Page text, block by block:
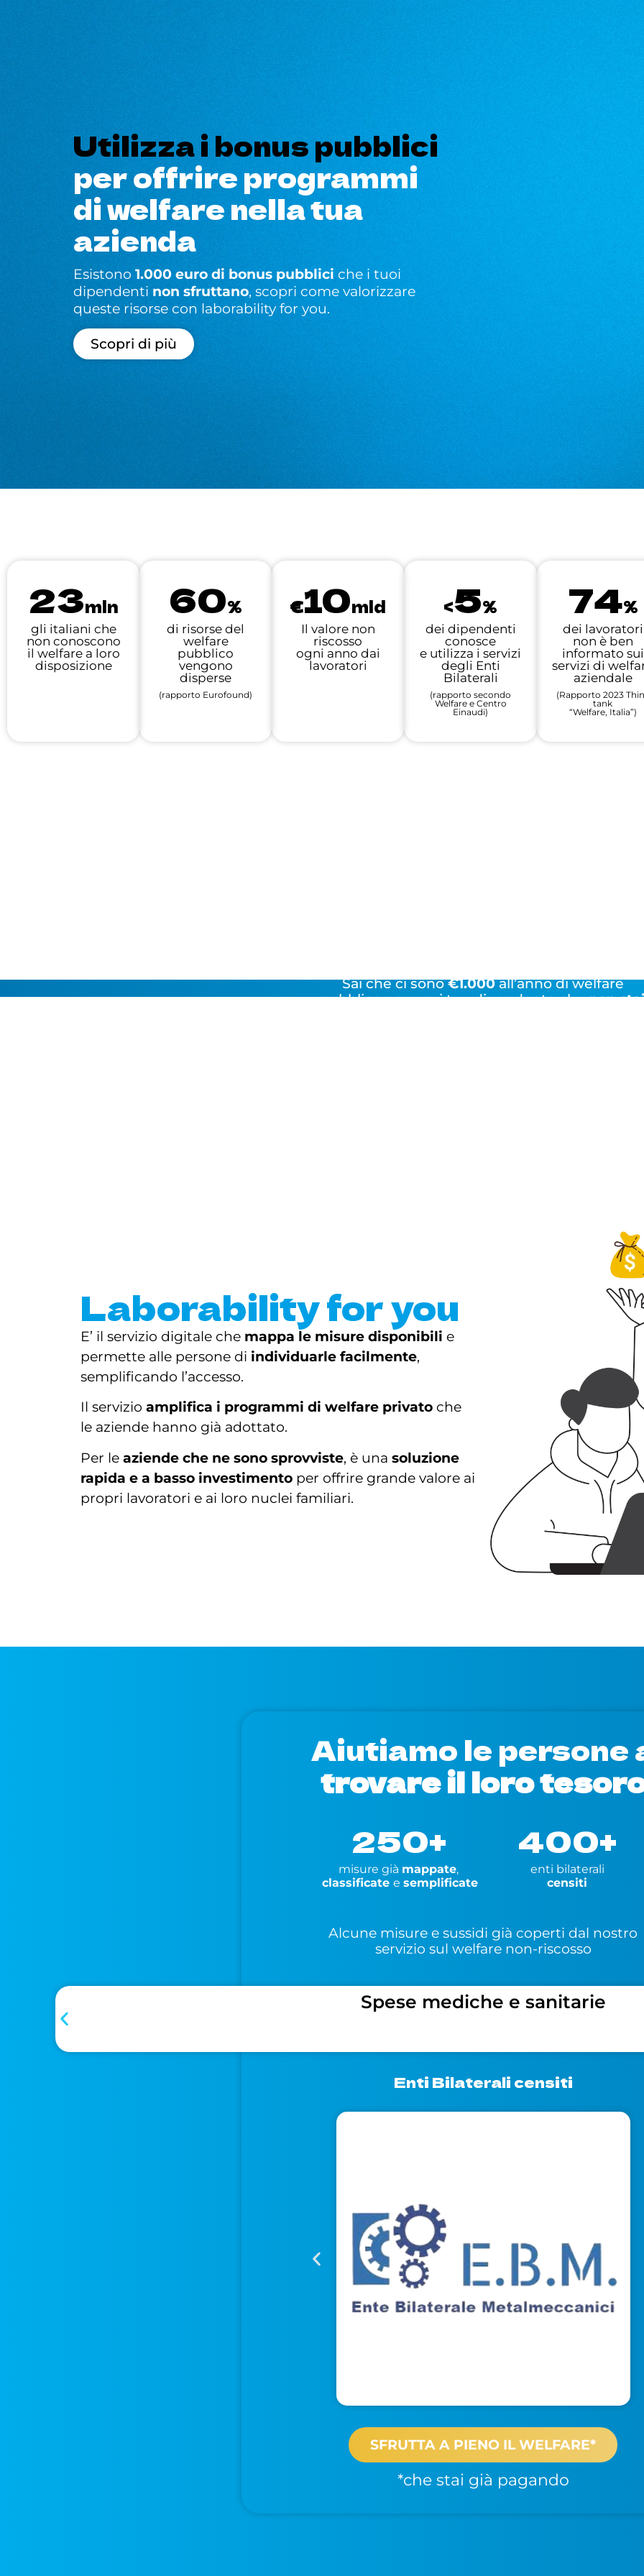
Welfare in numeri
Utilizza i bonus pubblici
per offrire programmi
di welfare nella tua
azienda
Esistono 1.000 euro di bonus pubblici che i tuoi
dipendenti non sfruttano, scopri come valorizzare
queste risorse con laborability for you.
Scopri di più
23mln
gli italiani che
non conoscono
il welfare a loro
disposizione
60%
di risorse del
welfare
pubblico
vengono
disperse
(rapporto Eurofound)
€10mld
Il valore non
riscosso
ogni anno dai
lavoratori
<5%
dei dipendenti
conosce
e utilizza i servizi
degli Enti
Bilaterali
(rapporto secondo
Welfare e Centro
Einaudi)
74%
dei lavoratori
non è ben
informato sui
servizi di
aziendale
(Rapporto 2023
tank
“Welfare, Italia”)
Sai che ci sono€1.000all’anno di welfare
pubblico per ogni tuo dipendente chenon
Laborability for you
E’ il servizio digitale che mappa le misure disponibili e
permette alle persone di individuarle facilmente,
semplificando l’accesso.
Il servizio amplifica i programmi di welfare privato che
le aziende hanno già adottato.
Per le aziende che ne sono sprovviste, è una soluzione
rapida e a basso investimento per offrire grande valore ai
propri lavoratori e ai loro nuclei familiari.
Aiutiamo le persone
trovare il loro
250+
misure già mappate,
classificate e semplificate
400+
enti bilaterali
censiti
Alcune misure e sussidi già coperti dal nostro
servizio sul welfare non-riscosso
Spese mediche e sanitarie
Enti Bilaterali censiti
SFRUTTA A PIENO IL WELFARE*
*che stai già pagando